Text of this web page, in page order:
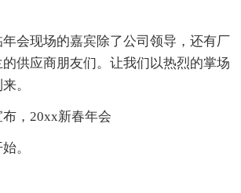
会现场的嘉宾除了公司领导，还有厂
供应商朋友们。让我们以热烈的掌场
。
，20xx新春年会
。